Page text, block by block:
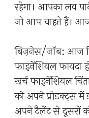
रहेगा। आपका लव
जो आप चाहते हैं।
बिज़नेस/जॉब: आज
फाइनेंशियल फायदा
खर्च फाइनेंशियल
को अपने प्रोडक्ट्स में
अपने टैलेंट से दूसरों